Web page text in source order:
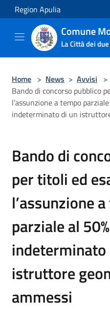
Salta al contenuto principale
Region Apulia
Comune
La Città dei
Home > News > Avvisi >
Bando di concorso pubblico
l’assunzione a tempo
indeterminato di un
Bando di
per titoli ed
l’assunzione
parziale al
indeterminato
istruttore
ammessi